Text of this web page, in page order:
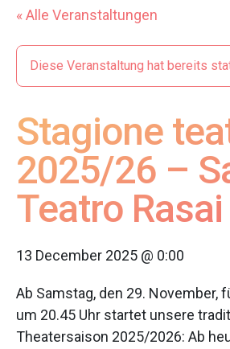
« Alle Veranstaltungen
Diese Veranstaltung hat bereits
Stagione
2025/26 –
Teatro Rasai
13 December 2025 @ 0:00
Ab Samstag, den 29. November,
um 20.45 Uhr startet unsere
Theatersaison 2025/2026: Ab